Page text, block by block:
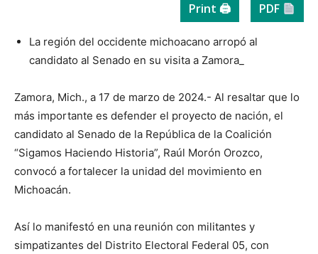
Print 🖨 PDF
La región del occidente michoacano arropó al
candidato al Senado en su visita a Zamora_
Zamora, Mich., a 17 de marzo de 2024.- Al resaltar que lo
más importante es defender el proyecto de nación, el
candidato al Senado de la República de la Coalición
“Sigamos Haciendo Historia”, Raúl Morón Orozco,
convocó a fortalecer la unidad del movimiento en
Michoacán.
Así lo manifestó en una reunión con militantes y
simpatizantes del Distrito Electoral Federal 05, con